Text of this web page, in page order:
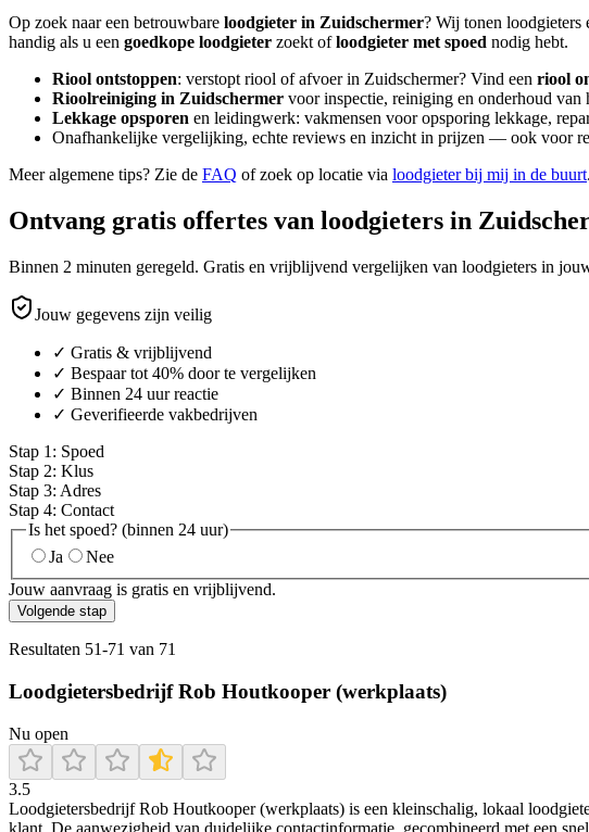
Op zoek naar een betrouwbare loodgieter in Zuidschermer? Wij tonen loodgieters
handig als u een goedkope loodgieter zoekt ofloodgieter met spoed nodig hebt.
Riool ontstoppen: verstopt riool of afvoer in Zuidschermer? Vind een riool
Rioolreiniging in Zuidschermer voor inspectie, reiniging en onderhoud van
Lekkage opsporen en leidingwerk: vakmensen voor opsporing lekkage,
Onafhankelijke vergelijking, echte reviews en inzicht in prijzen — ook voor
Meer algemene tips? Zie de FAQ of zoek op locatie via loodgieter bij mij in de buurt.
Ontvang gratis offertes van loodgieters in
Binnen 2 minuten geregeld. Gratis en vrijblijvend vergelijken van loodgieters in
Jouw gegevens zijn veilig
✓ Gratis & vrijblijvend
✓ Bespaar tot 40% door te vergelijken
✓ Binnen 24 uur reactie
✓ Geverifieerde vakbedrijven
Stap 1 : Spoed
Stap 2: Klus
Stap 3: Adres
Stap 4: Contact
Is het spoed? (binnen 24 uur)
Ja
Nee
Jouw aanvraag is gratis en vrijblijvend.
Volgende stap
Resultaten 51-71 van 71
Loodgietersbedrijf Rob Houtkooper (werkplaats)
Nu open
3.5
Loodgietersbedrijf Rob Houtkooper (werkplaats) is een kleinschalig, lokaal
klant. De aanwezigheid van duidelijke contactinformatie, gecombineerd met een